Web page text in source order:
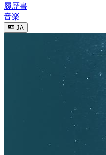
履歴書
音楽
JA